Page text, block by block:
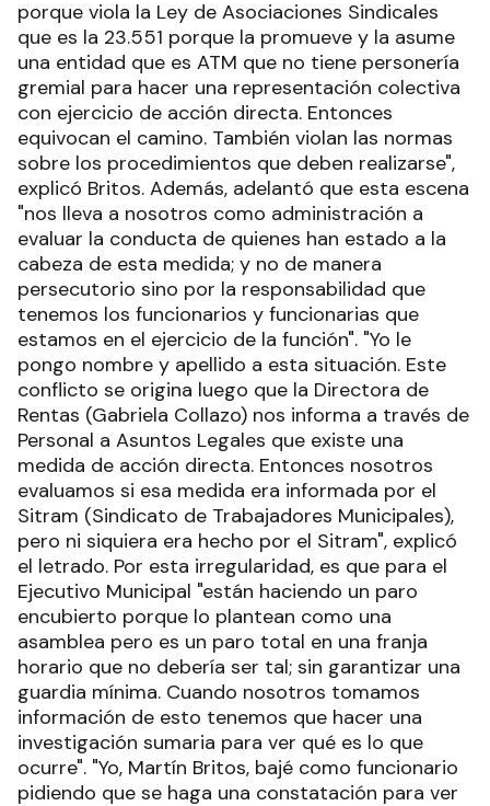
porque viola la Ley de Asociaciones Sindicales
que es la 23.551 porque la promueve y la asume
una entidad que es ATM que no tiene personería
gremial para hacer una representación colectiva
con ejercicio de acción directa. Entonces
equivocan el camino. También violan las normas
sobre los procedimientos que deben realizarse",
explicó Britos. Además, adelantó que esta escena
"nos lleva a nosotros como administración a
evaluar la conducta de quienes han estado a la
cabeza de esta medida; y no de manera
persecutorio sino por la responsabilidad que
tenemos los funcionarios y funcionarias que
estamos en el ejercicio de la función". "Yo le
pongo nombre y apellido a esta situación. Este
conflicto se origina luego que la Directora de
Rentas (Gabriela Collazo) nos informa a través de
Personal a Asuntos Legales que existe una
medida de acción directa. Entonces nosotros
evaluamos si esa medida era informada por el
Sitram (Sindicato de Trabajadores Municipales),
pero ni siquiera era hecho por el Sitram", explicó
el letrado. Por esta irregularidad, es que para el
Ejecutivo Municipal "están haciendo un paro
encubierto porque lo plantean como una
asamblea pero es un paro total en una franja
horario que no debería ser tal; sin garantizar una
guardia mínima. Cuando nosotros tomamos
información de esto tenemos que hacer una
investigación sumaria para ver qué es lo que
ocurre". "Yo, Martín Britos, bajé como funcionario
pidiendo que se haga una constatación para ver